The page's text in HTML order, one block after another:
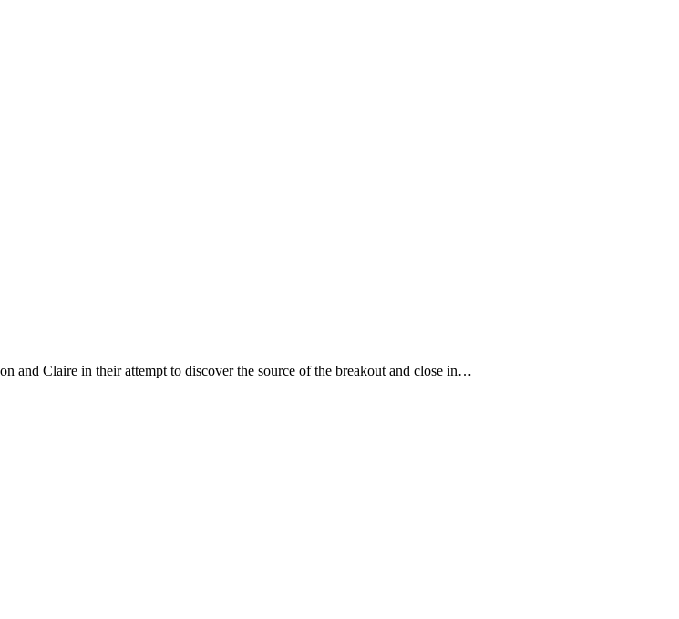
and Claire in their attempt to discover the source of the breakout and close in…